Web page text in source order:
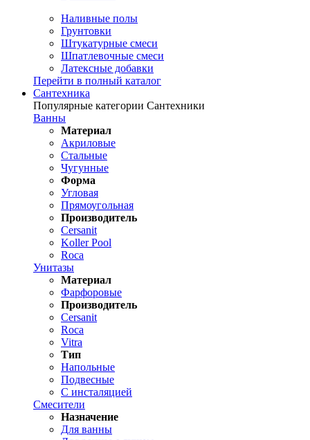
Наливные полы
Грунтовки
Штукатурные смеси
Шпатлевочные смеси
Латексные добавки
Перейти в полный каталог
Сантехника
Популярные категории Сантехники
Ванны
Материал
Акриловые
Стальные
Чугунные
Форма
Угловая
Прямоугольная
Производитель
Cersanit
Koller Pool
Roca
Унитазы
Материал
Фарфоровые
Производитель
Cersanit
Roca
Vitra
Тип
Напольные
Подвесные
С инсталяцией
Смесители
Назначение
Для ванны